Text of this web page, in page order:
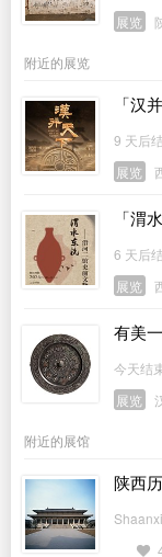
展览
附近的展览
「汉
9 天后
展览
「渭
6 天后
展览
有美
今天结
展览
附近的展馆
陕西